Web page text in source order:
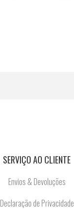
SERVIÇO AO CLIENTE
Envios & Devoluções
Declaração de Privacidade